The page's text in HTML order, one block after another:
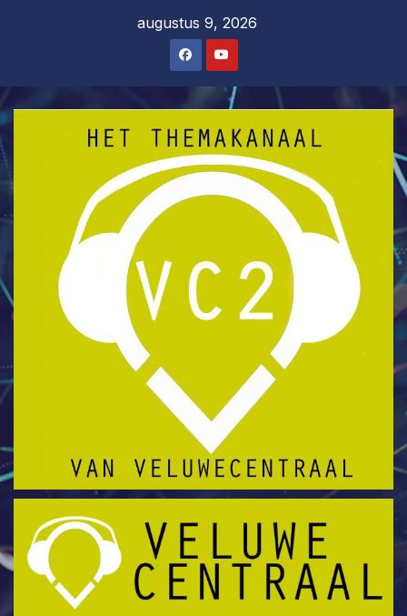
augustus 9, 2026